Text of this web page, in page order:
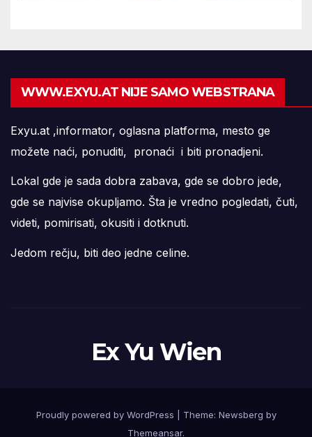
WWW.EXYU.AT NIJE SAMO WEBSTRANA
Exyu.at ,informator, oglasna platforma, mesto ge
možete naći, ponuditi, pronaći i biti pronadjeni.
Lokal gde je sada dobra zabava, gde se dobro jede,
gde se najvise okupljamo. Šta je vredno pogledati, čuti,
videti, pomirisati, okusiti i dotknuti.
Jedom rečju, biti deo jedne celine.
Ex Yu Wien
Proudly powered by WordPress Theme: Newsberg by
Themeansar.